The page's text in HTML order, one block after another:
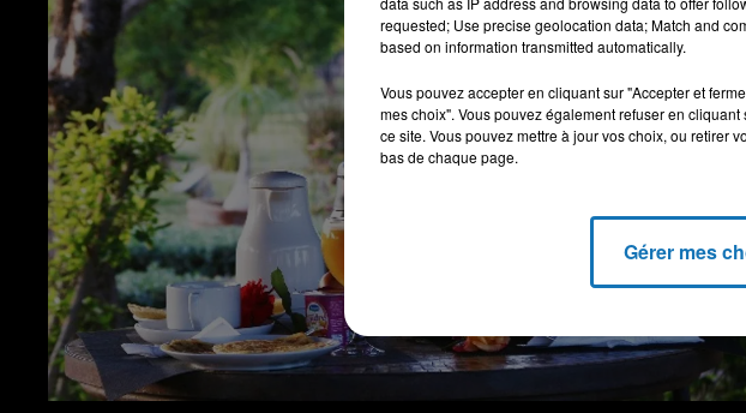
requested; Use precise geolocation data; Match and
based on information transmitted automatically.
Vous pouvez accepter en cliquant sur "Accepter et
mes choix". Vous pouvez également refuser en
ce site. Vous pouvez mettre à jour vos choix, ou retirer
bas de chaque page.
Gérer mes